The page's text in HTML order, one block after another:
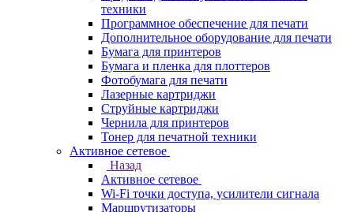
техники
Программное обеспечение для печати
Дополнительное оборудование для печати
Бумага для принтеров
Бумага и пленка для плоттеров
Фотобумага для печати
Лазерные картриджи
Струйные картриджи
Чернила для принтеров
Тонер для печатной техники
Активное сетевое
Назад
Активное сетевое
Wi-Fi точки доступа, усилители сигнала
Маршрутизаторы